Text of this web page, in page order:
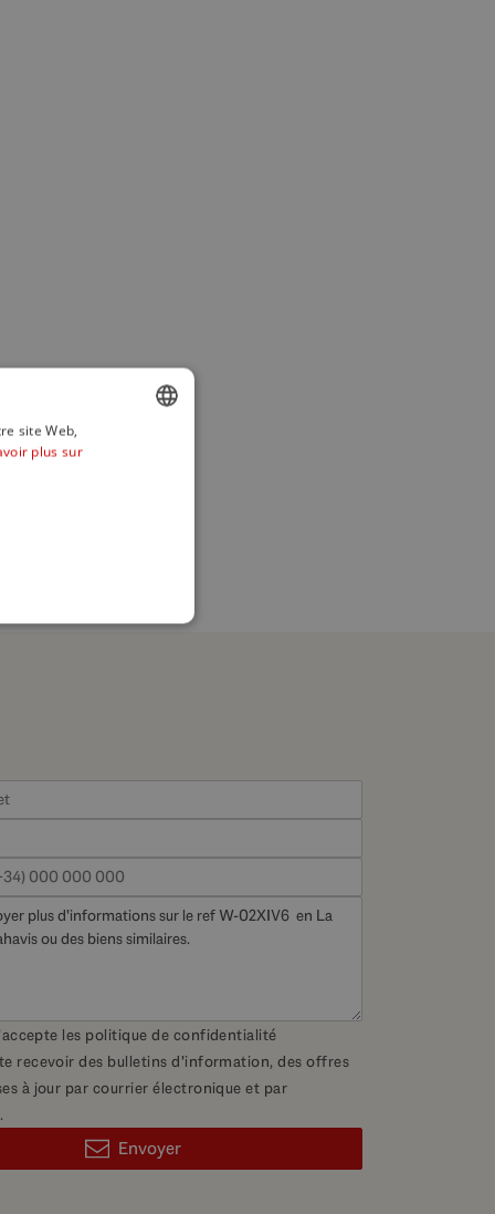
les politique de confidentialité
recevoir des bulletins d'information, des offres
à jour par courrier électronique et par
Envoyer
site Web,
plus sur